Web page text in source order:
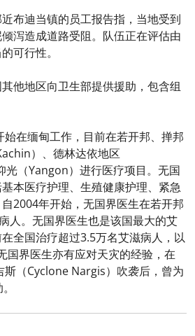
布迪当镇的员工报告指，当地受到
泻造成道路受阻。队伍正在评估由
可行性。
他地区向卫生部提供援助，包含组
在缅甸工作，目前在若开邦、掸邦
）、德林达依地区
光（Yangon）进行医疗项目。无国
本医疗护理、生殖健康护理、紧急
2004年开始，无国界医生在若开邦
人。无国界医生也是该国最大的艾
全国治疗超过3.5万名艾滋病人，以
国界医生亦有应对天灾的经验，在
斯（Cyclone Nargis）吹袭后，曾为